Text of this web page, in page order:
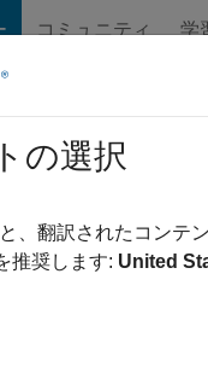
コミュニティ 学
ブレーク
次を置き換え:
ブレークポイント
を調べることが
の選択
、翻訳されたコンテ
推奨します: United